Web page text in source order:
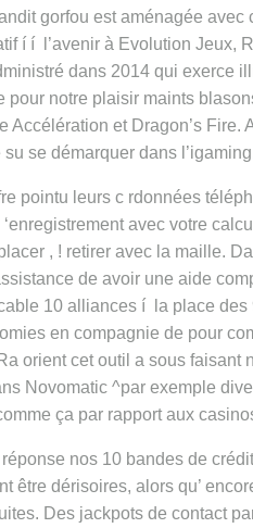
gorfou est aménagée
í í l’avenir à Evolution Jeux,
dans 2014 qui exerce
pour notre plaisir maints
Accélération et Dragon’s Fire.
se démarquer dans
pointu leurs c rdonnées
‘enregistrement avec votre
, ! retirer avec la maille.
de avoir une aide
10 alliances í la place
en compagnie de pour
orient cet outil a sous faisant
Novomatic ^par exemple
ça par rapport aux
nos 10 bandes de
être dérisoires, alors qu’
Des jackpots de contact